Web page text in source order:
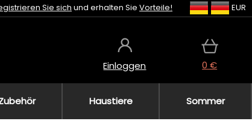
Sie sich und erhalten Sie Vorteile! EUR
Einloggen 0 €
Haustiere Sommer